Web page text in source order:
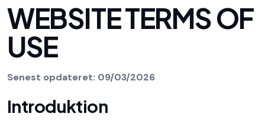
WEBSITE TERMS OF
USE
Senest opdateret: 09/03/2026
Introduktion